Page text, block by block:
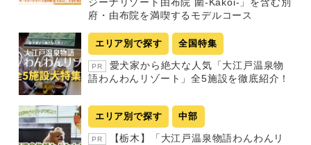
府・由布院を満喫するモデルコース
エリア別で探す 全国特集
PR
愛犬家から絶大な人気「大江戸温泉物
語わんわんリゾート」全5施設を徹底紹介！
エリア別で探す 中部
PR
【栃木】「大江戸温泉物語わんわんリ